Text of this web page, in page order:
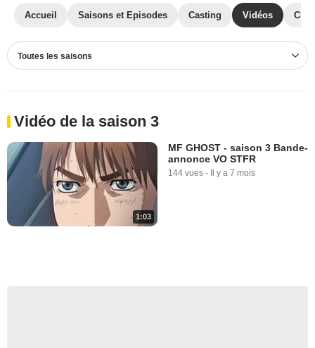
Accueil Saisons et Episodes Casting Vidéos
Toutes les saisons
Vidéo de la saison 3
1:03
MF GHOST - saison 3 Bande-
annonce VO STFR
144 vues - Il y a 7 mois